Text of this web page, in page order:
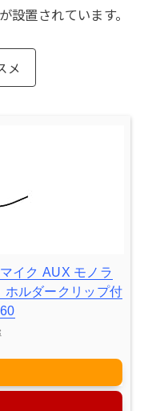
設置されています。
メ
イク AUX モノラ
ホルダークリップ付